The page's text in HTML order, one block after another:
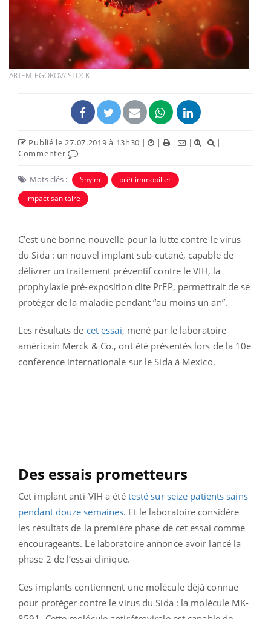
ARTEM_EGOROV/ISTOCK
Publié le 27.07.2019 à 13h30 | | | |
|
Commenter
Mots clés : Shy'm
prêt immobilier
impact sanitaire
C’est une bonne nouvelle pour la lutte contre le virus
du Sida : un nouvel implant sub-cutané, capable de
délivrer un traitement préventif contre le VIH, la
prophylaxie pré-exposition dite PrEP, permettrait de se
protéger de la maladie pendant “au moins un an”.
Les résultats de cet essai, mené par le laboratoire
américain Merck & Co., ont été présentés lors de la 10e
conférence internationale sur le Sida à Mexico.
Des essais prometteurs
Cet implant anti-VIH a été testé sur seize patients sains
pendant douze semaines. Et le laboratoire considère
les résultats de la première phase de cet essai comme
encourageants. Le laboratoire annonce avoir lancé la
phase 2 de l’essai clinique.
Ces implants contiennent une molécule déjà connue
pour protéger contre le virus du Sida : la molécule MK-